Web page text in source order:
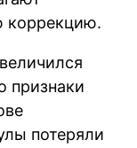
коррекцию.
признаки
потеряли